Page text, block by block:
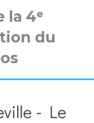
la 4ᵉ
du
- Le